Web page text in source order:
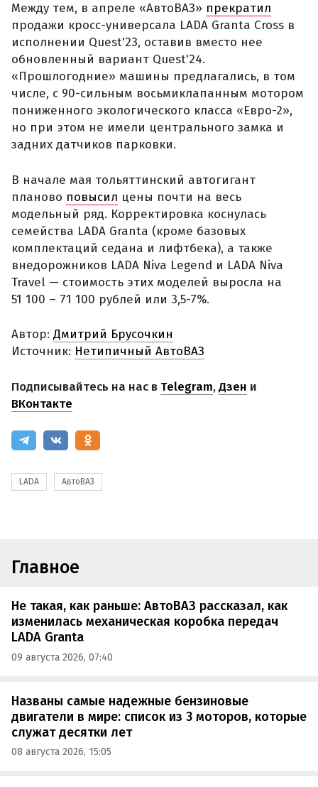
Между тем, в апреле «АвтоВАЗ» прекратил
продажи кросс-универсала LADA Granta Cross в
исполнении Quest'23, оставив вместо нее
обновленный вариант Quest'24.
«Прошлогодние» машины предлагались, в том
числе, с 90-сильным восьмиклапанным мотором
пониженного экологического класса «Евро-2»,
но при этом не имели центрального замка и
задних датчиков парковки.
В начале мая тольяттинский автогигант
планово повысил цены почти на весь
модельный ряд. Корректировка коснулась
семейства LADA Granta (кроме базовых
комплектаций седана и лифтбека), а также
внедорожников LADA Niva Legend и LADA Niva
Travel — стоимость этих моделей выросла на
51 100 – 71 100 рублей или 3,5-7%.
Автор: Дмитрий Брусочкин
Источник: Нетипичный АвтоВАЗ
Подписывайтесь на нас в Telegram,Дзен и
ВКонтакте
LADA АвтоВАЗ
Главное
Не такая, как раньше: АвтоВАЗ рассказал, как
изменилась механическая коробка передач
LADA Granta
09 августа 2026, 07:40
Названы самые надежные бензиновые
двигатели в мире: список из 3 моторов, которые
служат десятки лет
08 августа 2026, 15:05